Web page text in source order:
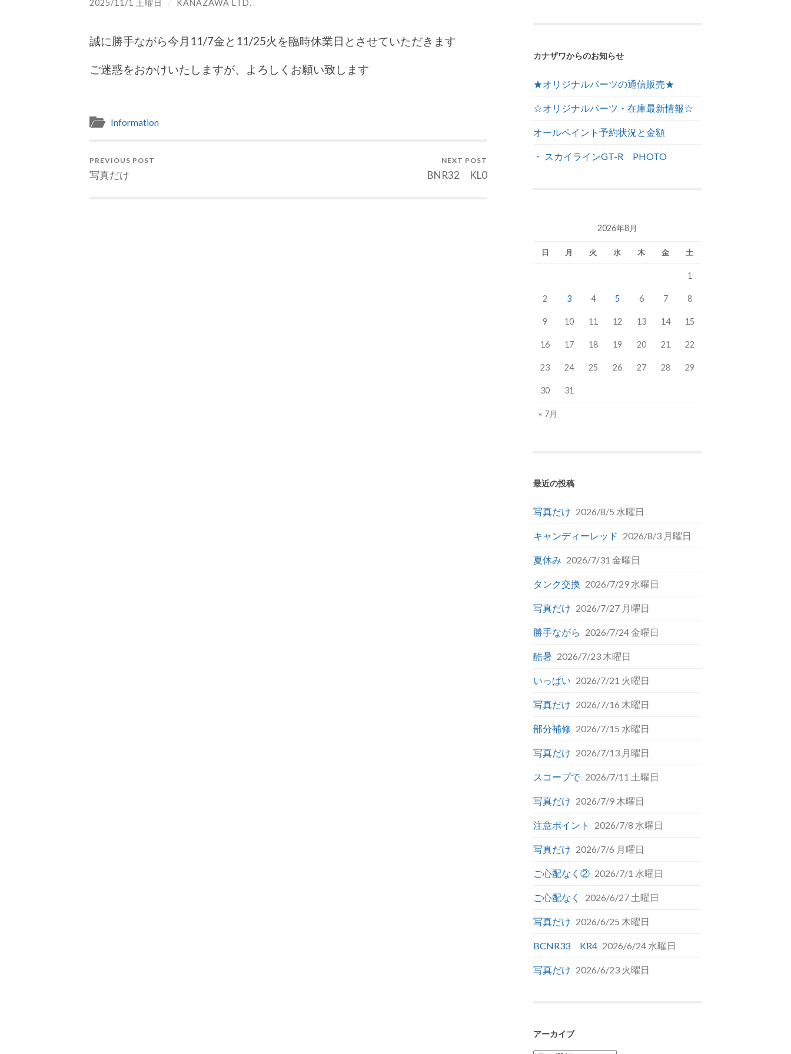
2025/11/1 土曜日 / KANAZAWA LTD.
誠に勝手ながら今月11/7金と11/25火を臨時休業日とさせていただきます
ご迷惑をおかけいたしますが、よろしくお願い致します
Information
PREVIOUS POST
写真だけ
NEXT POST
BNR32 KL0
カナザワからのお知らせ
★オリジナルパーツの通信販売★
☆オリジナルパーツ・在庫最新情報☆
オールペイント予約状況と金額
・ スカイラインGT-R PHOTO
2026年8月
日 月 火 水 木 金 土
1
2 3 4 5 6 7 8
9 10 11 12 13 14 15
16 17 18 19 20 21 22
23 24 25 26 27 28 29
30 31
« 7月
最近の投稿
写真だけ 2026/8/5 水曜日
キャンディーレッド 2026/8/3 月曜日
夏休み 2026/7/31 金曜日
タンク交換 2026/7/29 水曜日
写真だけ 2026/7/27 月曜日
勝手ながら 2026/7/24 金曜日
酷暑 2026/7/23 木曜日
いっぱい 2026/7/21 火曜日
写真だけ 2026/7/16 木曜日
部分補修 2026/7/15 水曜日
写真だけ 2026/7/13 月曜日
スコープで 2026/7/11 土曜日
写真だけ 2026/7/9 木曜日
注意ポイント 2026/7/8 水曜日
写真だけ 2026/7/6 月曜日
ご心配なく② 2026/7/1 水曜日
ご心配なく 2026/6/27 土曜日
写真だけ 2026/6/25 木曜日
BCNR33 KR4 2026/6/24 水曜日
写真だけ 2026/6/23 火曜日
アーカイブ